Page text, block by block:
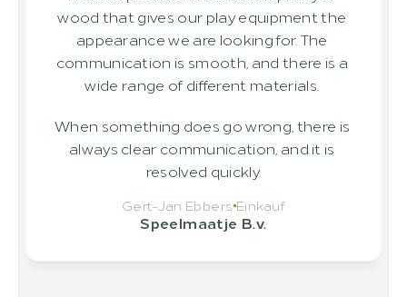
wood that gives our play equipment the
appearance we are looking for. The
communication is smooth, and there is a
wide range of different materials.
When something does go wrong, there is
always clear communication, and it is
resolved quickly.
Gert-Jan Ebbers Einkauf
Speelmaatje B.v.